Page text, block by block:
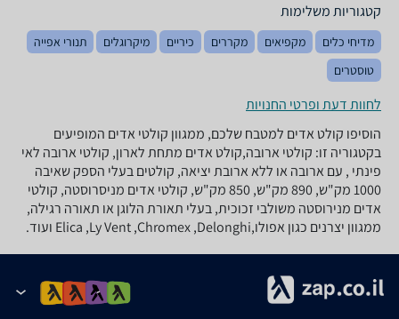
קטגוריות משלימות
מדיחי כלים מקפיאים מקררים כיריים מיקרוגלים
תנורי אפייה
טוסטרים
לחוות דעת ופרטי החנויות
הוסיפו קולט אדים למטבח שלכם, ממגוון קולטי אדים המופיעים
בקטגוריה זו: קולטי ארובה,קולט אדים מתחת לארון, קולטי ארובה לאי
פינתי , עם ארובה או ללא ארובת יציאה, קולטים בעלי הספק שאיבה
1000 מק"ש, 890 מק"ש, 850 מק"ש, קולטי אדים מניסרוסטה, קולטי
אדים מנירוסטה משולבי זכוכית, בעלי תאורת הלוגן או תאורה רגילה,
ממגוון יצרנים כגון אפולו,Elica ,Ly Vent ,Chromex ,Delonghi ועוד.